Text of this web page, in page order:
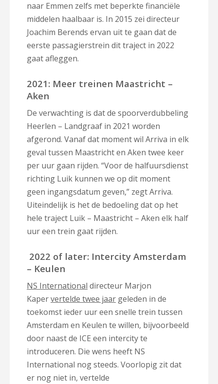
naar Emmen zelfs met beperkte financiële
middelen haalbaar is. In 2015 zei directeur
Joachim Berends ervan uit te gaan dat de
eerste passagierstrein dit traject in 2022
gaat afleggen.
2021: Meer treinen Maastricht –
Aken
De verwachting is dat de spoorverdubbeling
Heerlen – Landgraaf in 2021 worden
afgerond. Vanaf dat moment wil Arriva in elk
geval tussen Maastricht en Aken twee keer
per uur gaan rijden. “Voor de halfuursdienst
richting Luik kunnen we op dit moment
geen ingangsdatum geven,” zegt Arriva.
Uiteindelijk is het de bedoeling dat op het
hele traject Luik – Maastricht – Aken elk half
uur een trein gaat rijden.
2022 of later: Intercity Amsterdam
– Keulen
NS International directeur Marjon
Kapervertelde twee jaar geleden in de
toekomst ieder uur een snelle trein tussen
Amsterdam en Keulen te willen, bijvoorbeeld
door naast de ICE een intercity te
introduceren. Die wens heeft NS
International nog steeds. Voorlopig zit dat
er nog niet in, vertelde